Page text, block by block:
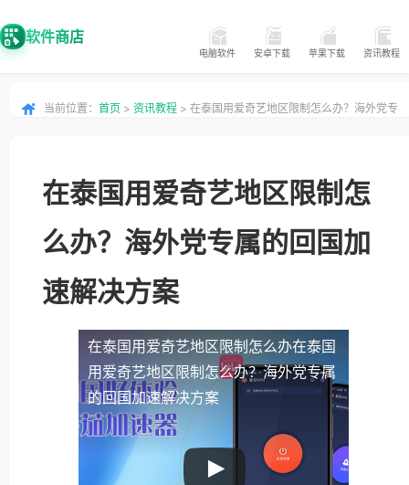
软件商店
电脑软件 安卓下载 苹果下载 资讯教程
当前位置： 首页 > 资讯教程 > 在泰国用爱奇艺地区限制怎么办？海外党专
在泰国用爱奇艺地区限制怎
么办？海外党专属的回国加
速解决方案
在泰国用爱奇艺地区限制怎么办在泰国
用爱奇艺地区限制怎么办？海外党专属
的回国加速解决方案